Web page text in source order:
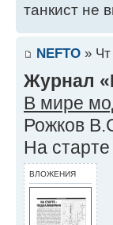
танкист не
NEFTO »
Журнал
В мире
Рожков
На
ВЛОЖЕНИЯ